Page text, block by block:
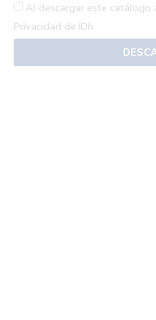
Al descargar este catálogo
Privacidad de IDh